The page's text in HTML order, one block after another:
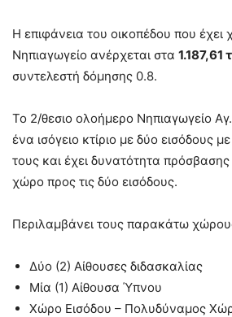
Η επιφάνεια του οικοπέδου που έχει
Νηπιαγωγείο ανέρχεται στα 1.187,61
συντελεστή δόμησης 0.8.
Το 2/θεσιο ολοήμερο Νηπιαγωγείο
ένα ισόγειο κτίριο με δύο εισόδους
τους και έχει δυνατότητα
χώρο προς τις δύο εισόδους.
Περιλαμβάνει τους παρακάτω
Δύο (2) Αίθουσες διδασκαλίας
Μία (1) Αίθουσα Ύπνου
Χώρο Εισόδου – Πολυδύναμος